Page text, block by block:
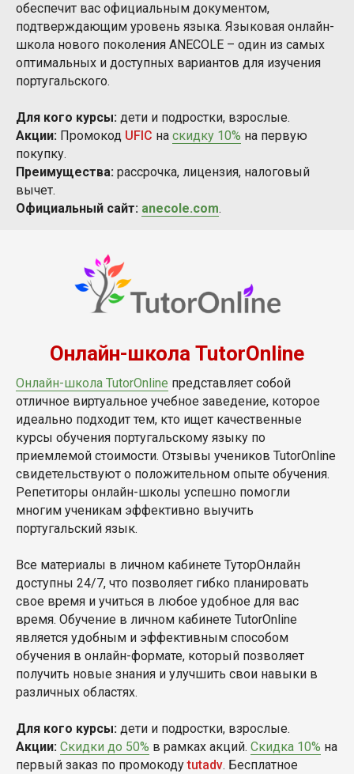
обеспечит вас официальным документом,
подтверждающим уровень языка. Языковая онлайн-
школа нового поколения ANECOLE – один из самых
оптимальных и доступных вариантов для изучения
португальского.
Для кого курсы: дети и подростки, взрослые.
Акции: Промокод UFIC на скидку 10% на первую
покупку.
Преимущества: рассрочка, лицензия, налоговый
вычет.
Официальный сайт: anecole.com.
Онлайн-школа TutorOnline
Онлайн-школа TutorOnline представляет собой
отличное виртуальное учебное заведение, которое
идеально подходит тем, кто ищет качественные
курсы обучения португальскому языку по
приемлемой стоимости. Отзывы учеников TutorOnline
свидетельствуют о положительном опыте обучения.
Репетиторы онлайн-школы успешно помогли
многим ученикам эффективно выучить
португальский язык.
Все материалы в личном кабинете ТуторОнлайн
доступны 24/7, что позволяет гибко планировать
свое время и учиться в любое удобное для вас
время. Обучение в личном кабинете TutorOnline
является удобным и эффективным способом
обучения в онлайн-формате, который позволяет
получить новые знания и улучшить свои навыки в
различных областях.
Для кого курсы: дети и подростки, взрослые.
Акции: Скидки до 50% в рамках акций. Скидка 10% на
первый заказ по промокодуtutadv. Бесплатное